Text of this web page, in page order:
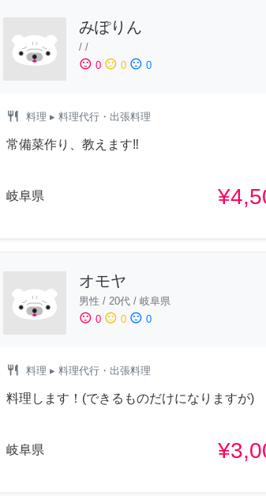
みぽりん
/ /
sentiment_satisfied 0 sentiment_neutral 0 sentiment_dissatisfied 0
restaurant 料理 ▸ 料理代行・出張料理
常備菜作り、教えます‼
岐阜県
オモヤ
男性 / 20代 / 岐阜県
sentiment_satisfied 0 sentiment_neutral 0 sentiment_dissatisfied 0
restaurant 料理 ▸ 料理代行・出張料理
料理します！(できるものだけになりますが)
岐阜県